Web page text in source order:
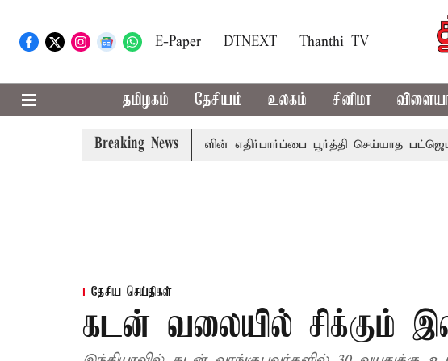
E-Paper DTNEXT Thanthi TV
தமிழகம் தேசியம் உலகம் சினிமா
Breaking News
மக்களின் எதிர்பார்ப்பை பூர்த்தி செய்யாத பட்ஜெட்;
தேசிய செய்திகள்
கடன் வலையில் சிக்கும்